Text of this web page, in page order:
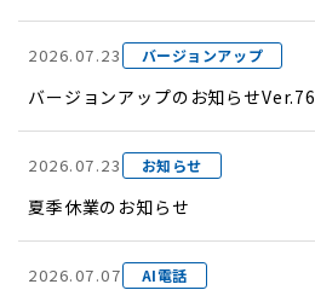
2026.07.23 バージョンアップ
バージョンアップのお知らせVer.76
2026.07.23 お知らせ
夏季休業のお知らせ
2026.07.07 AI電話